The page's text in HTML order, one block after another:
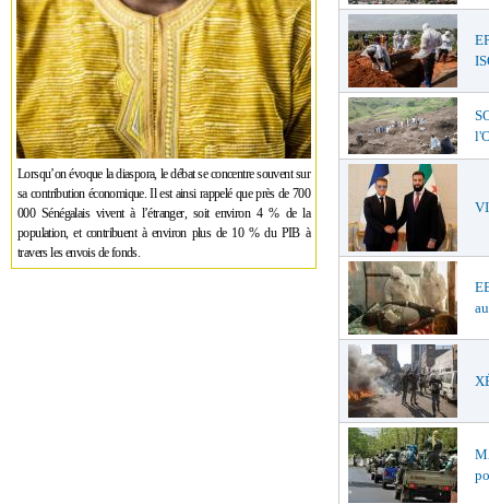
Lorsqu’on évoque la diaspora, le débat se concentre souvent sur
sa contribution économique. Il est ainsi rappelé que près de 700
000 Sénégalais vivent à l’étranger, soit environ 4 % de la
population, et contribuent à environ plus de 10 % du PIB à
travers les envois de fonds.